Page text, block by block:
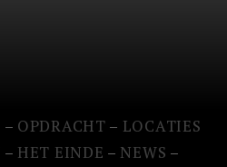
– OPDRACHT – LOCATIES
– HET EINDE – NEWS –